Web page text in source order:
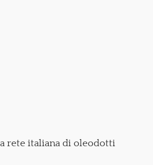
rete italiana di oleodotti